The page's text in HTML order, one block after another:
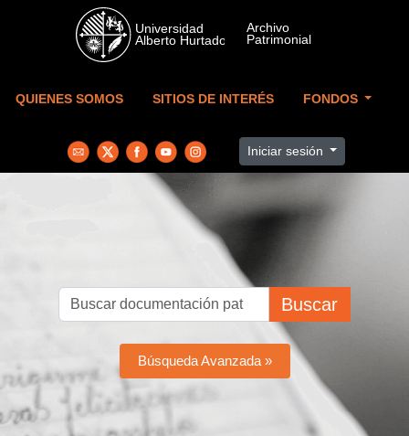
Skip to main content
QUIENES SOMOS SITIOS DE INTERÉS FONDOS
Iniciar sesión
Buscar
Búsqueda Avanzada »